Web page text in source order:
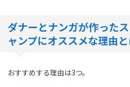
ダナーとナンガが作った
ャンプにオススメな理由と
おすすめする理由は3つ。